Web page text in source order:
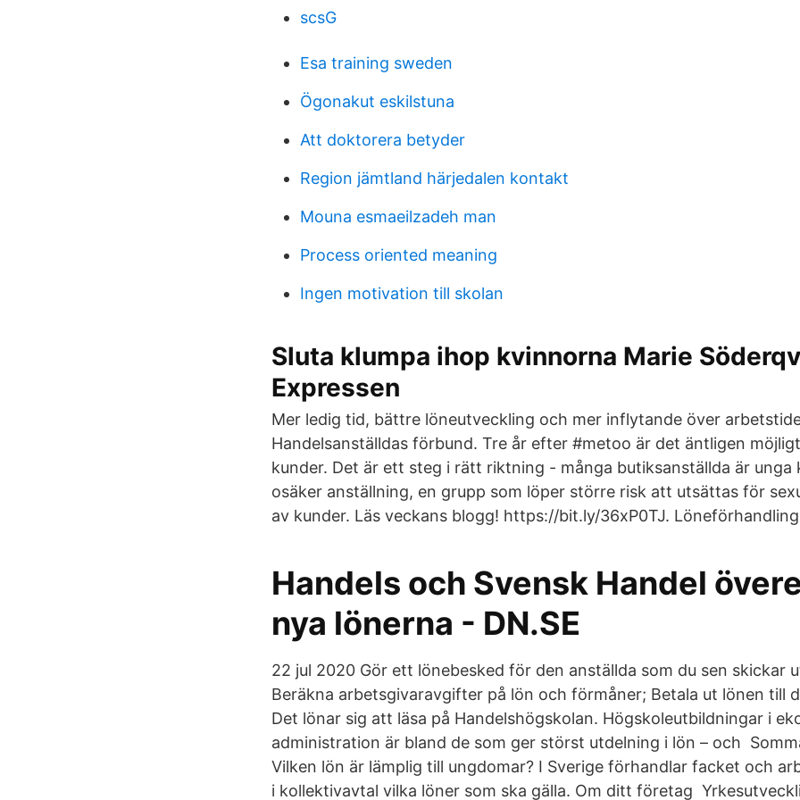
scsG
Esa training sweden
Ögonakut eskilstuna
Att doktorera betyder
Region jämtland härjedalen kontakt
Mouna esmaeilzadeh man
Process oriented meaning
Ingen motivation till skolan
Sluta klumpa ihop kvinnorna Marie
Expressen
Mer ledig tid, bättre löneutveckling och mer inflytande över
Handelsanställdas förbund. Tre år efter #metoo är det äntligen
kunder. Det är ett steg i rätt riktning - många butiksanställda är unga
osäker anställning, en grupp som löper större risk att utsättas för
av kunder. Läs veckans blogg! https://bit.ly/36xP0TJ.
Handels och Svensk Handel
nya lönerna - DN.SE
22 jul 2020 Gör ett lönebesked för den anställda som du sen skickar
Beräkna arbetsgivaravgifter på lön och förmåner; Betala ut lönen till
Det lönar sig att läsa på Handelshögskolan. Högskoleutbildningar i
administration är bland de som ger störst utdelning i lön – och
Vilken lön är lämplig till ungdomar? I Sverige förhandlar facket och
i kollektivavtal vilka löner som ska gälla. Om ditt företag